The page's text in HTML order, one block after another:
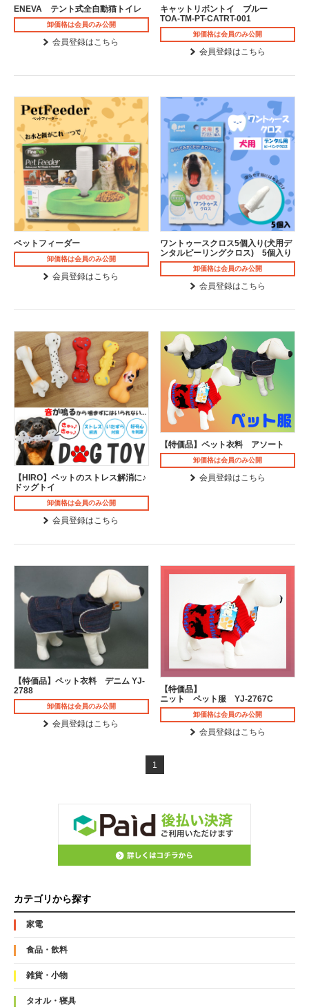
ENEVA テント式全自動猫トイレ
卸価格は会員のみ公開
会員登録はこちら
キャットリボントイ ブルー
TOA-TM-PT-CATRT-001
卸価格は会員のみ公開
会員登録はこちら
ペットフィーダー
卸価格は会員のみ公開
会員登録はこちら
ワントゥースクロス5個入り(犬用デ
ンタルピーリングクロス) 5個入り
卸価格は会員のみ公開
会員登録はこちら
【HIRO】ペットのストレス解消に♪
ドッグトイ
卸価格は会員のみ公開
会員登録はこちら
【特価品】ペット衣料 アソート
卸価格は会員のみ公開
会員登録はこちら
【特価品】ペット衣料 デニム YJ-
2788
卸価格は会員のみ公開
会員登録はこちら
【特価品】
ニット ペット服 YJ-2767C
卸価格は会員のみ公開
会員登録はこちら
1
カテゴリから探す
家電
食品・飲料
雑貨・小物
タオル・寝具